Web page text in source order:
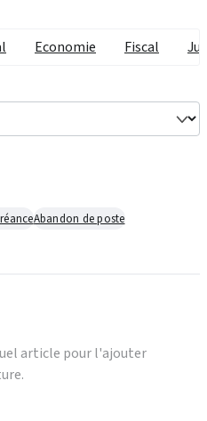
Economie Fiscal
Abandon de poste
article pour l'ajouter